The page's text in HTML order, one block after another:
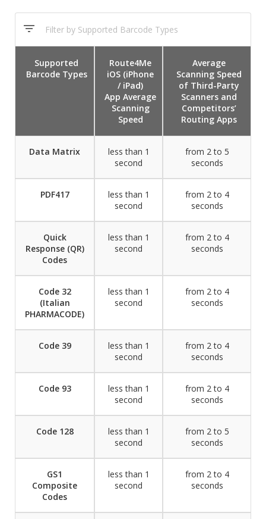
Supported
Barcode Types
Route4Me
iOS (iPhone
/ iPad)
App Average
Scanning
Speed
Average
Scanning Speed
of Third-Party
Scanners and
Competitors’
Routing Apps
Data Matrix
less than 1
second
from 2 to 5
seconds
PDF417
less than 1
second
from 2 to 4
seconds
Quick
Response (QR)
Codes
less than 1
second
from 2 to 4
seconds
Code 32
(Italian
PHARMACODE)
less than 1
second
from 2 to 4
seconds
Code 39
less than 1
second
from 2 to 4
seconds
Code 93
less than 1
second
from 2 to 4
seconds
Code 128
less than 1
second
from 2 to 5
seconds
GS1
Composite
Codes
less than 1
second
from 2 to 4
seconds